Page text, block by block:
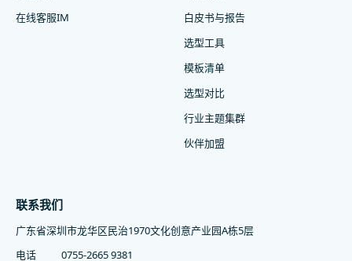
在线客服IM
白皮书与报告
选型工具
模板清单
选型对比
行业主题集群
伙伴加盟
联系我们
广东省深圳市龙华区民治1970文化创意产业园A栋5层
电话
0755-2665 9381